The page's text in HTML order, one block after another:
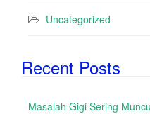
Uncategorized
Recent Posts
Masalah Gigi Sering